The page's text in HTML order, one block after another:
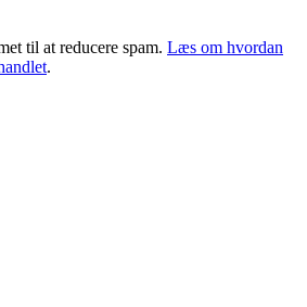
til at reducere spam. Læs om hvordan
.